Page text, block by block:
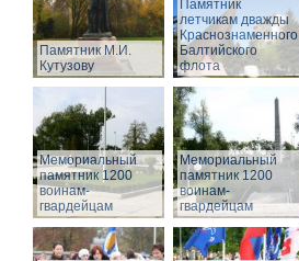
Памятник М.И.
Кутузову
Памятник
летчикам дважды
Краснознаменного
Балтийского
флота
Мемориальный
памятник 1200
воинам-
гвардейцам
Мемориальный
памятник 1200
воинам-
гвардейцам